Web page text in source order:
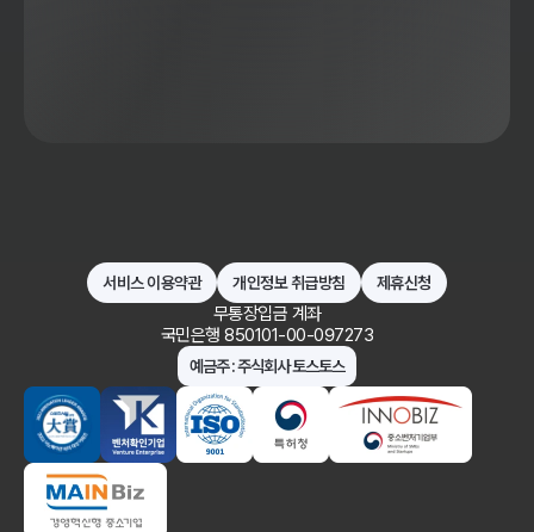
서비스 이용약관 개인정보 취급방침 제휴신청
무통장입금 계좌
국민은행 850101-00-097273
예금주 : 주식회사 토스토스